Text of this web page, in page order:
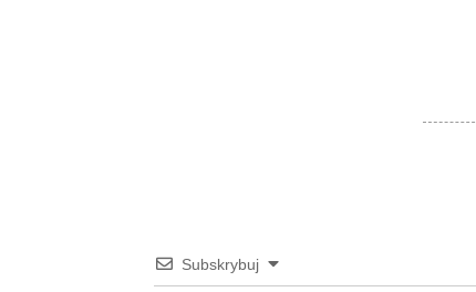
Subskrybuj